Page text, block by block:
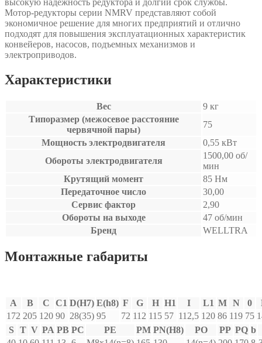
Мотор-редукторы серии NMRV представляют собой
экономичное решение для многих предприятий и отлично
подходят для повышения эксплуатационных характеристик
конвейеров, насосов, подъемных механизмов и
электроприводов.
Характеристики
Вес
9 кг
Типоразмер (межосевое расстояние
червячной пары)
75
Мощность электродвигателя
0,55 кВт
Обороты электродвигателя
1500,00 об/
мин
Крутящий момент
85 Нм
Передаточное число
30,00
Сервис фактор
2,90
Обороты на выходе
47 об/мин
Бренд
WELLTRA
Монтажные габариты
A B C C1 D(H7) E(h8) F G H H1 I L1 M N 0
172 205 120 90 28(35) 95 72 112 115 57 112,5 120 86 119 75
S
T V PA PB PC PE PM PN(H8) PO PP PQ b